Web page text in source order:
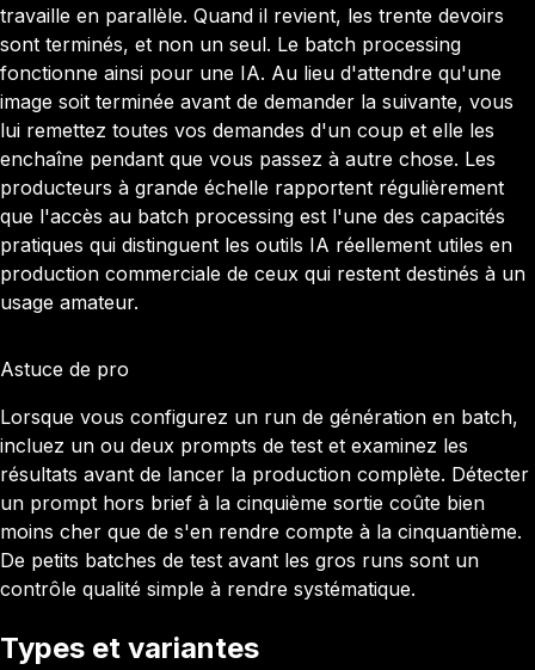
travaille en parallèle. Quand il revient, les trente devoirs
sont terminés, et non un seul. Le batch processing
fonctionne ainsi pour une IA. Au lieu d'attendre qu'une
image soit terminée avant de demander la suivante, vous
lui remettez toutes vos demandes d'un coup et elle les
enchaîne pendant que vous passez à autre chose. Les
producteurs à grande échelle rapportent régulièrement
que l'accès au batch processing est l'une des capacités
pratiques qui distinguent les outils IA réellement utiles en
production commerciale de ceux qui restent destinés à un
usage amateur.
Astuce de pro
Lorsque vous configurez un run de génération en batch,
incluez un ou deux prompts de test et examinez les
résultats avant de lancer la production complète. Détecter
un prompt hors brief à la cinquième sortie coûte bien
moins cher que de s'en rendre compte à la cinquantième.
De petits batches de test avant les gros runs sont un
contrôle qualité simple à rendre systématique.
Types et variantes